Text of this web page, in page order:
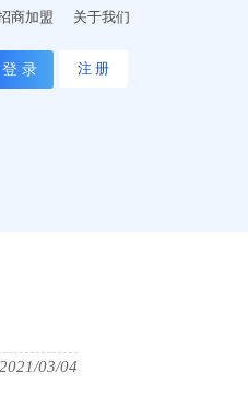
商加盟 关于我们
登 录 注 册
03/04